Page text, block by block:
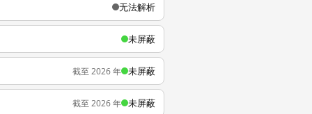
无法解析
未屏蔽
截至 2026 年 未屏蔽
截至 2026 年 未屏蔽